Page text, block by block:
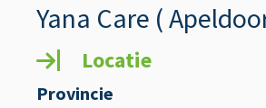
Yana Care (
Locatie
Provincie